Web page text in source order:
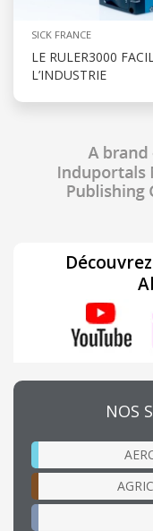
SICK FRANCE
LE RULER3000
L’INDUSTRIE
NOS